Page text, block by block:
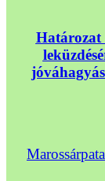
Határozat